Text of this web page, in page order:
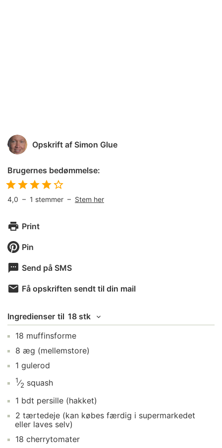
Opskrift af Simon Glue
Brugernes bedømmelse:
4,0 – 1 stemmer – Stem her
Print
Pin
Send på SMS
Få opskriften sendt til din mail
Ingredienser til 18 stk
18 muffinsforme
8 æg (mellemstore)
1 gulerod
1⁄2 squash
1 bdt persille (hakket)
2 tærtedeje (kan købes færdig i supermarkedet
eller laves selv)
18 cherrytomater